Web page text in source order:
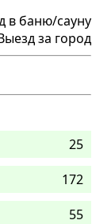
в баню/сауну
за город
25
172
55